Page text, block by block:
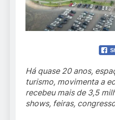
Há quase 20 anos,
turismo, movimenta a
recebeu mais de 3,5
shows, feiras,